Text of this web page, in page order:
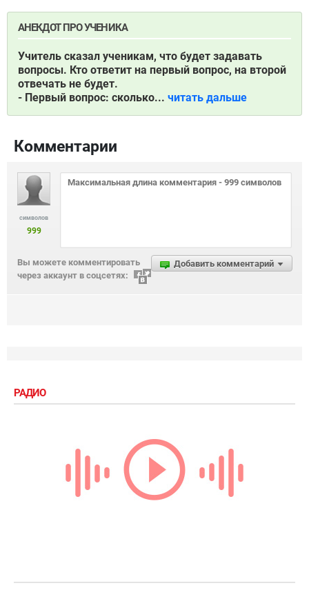
АНЕКДОТ ПРО УЧЕНИКА
Учитель сказал ученикам, что будет задавать
вопросы. Кто ответит на первый вопрос, на второй
отвечать не будет.
- Первый вопрос: сколько... читать дальше
Комментарии
символов
999
Добавить комментарий
Вы можете комментировать
через аккаунт в соцсетях:
РАДИО